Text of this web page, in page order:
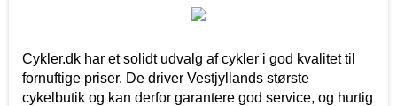
Cykler.dk har et solidt udvalg af cykler i god kvalitet til
fornuftige priser. De driver Vestjyllands største
cykelbutik og kan derfor garantere god service, og hurtig